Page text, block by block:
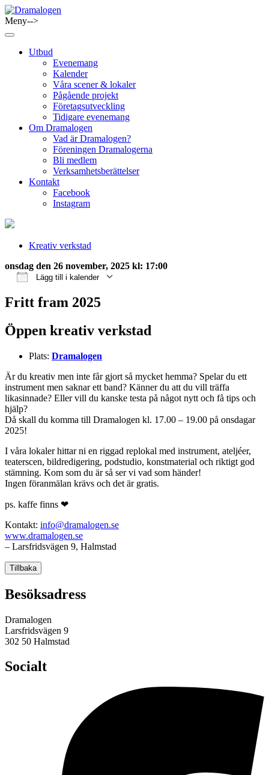
Skip
to
content
Meny-->
Utbud
Evenemang
Kalender
Våra scener & lokaler
Pågående projekt
Företagsutveckling
Tidigare evenemang
Om Dramalogen
Vad är Dramalogen?
Föreningen Dramalogerna
Bli medlem
Verksamhetsberättelser
Kontakt
Facebook
Instagram
Kreativ verkstad
onsdag den 26 november, 2025 kl: 17:00
Lägg till i kalender
Fritt fram 2025
Öppen kreativ verkstad
Plats: Dramalogen
Är du kreativ men inte får gjort så mycket hemma? Spelar du ett
instrument men saknar ett band? Känner du att du vill träffa
likasinnade? Eller vill du kanske testa på något nytt och få tips och
hjälp?
Då skall du komma till Dramalogen kl. 17.00 – 19.00 på onsdagar
2025!
I våra lokaler hittar ni en riggad replokal med instrument, ateljéer,
teaterscen, bildredigering, podstudio, konstmaterial och riktigt god
stämning. Kom som du är så ser vi vad som händer!
Ingen föranmälan krävs och det är gratis.
ps. kaffe finns ❤
Kontakt: info@dramalogen.se
www.dramalogen.se
– Larsfridsvägen 9, Halmstad
Tillbaka
Besöksadress
Dramalogen
Larsfridsvägen 9
302 50 Halmstad
Socialt